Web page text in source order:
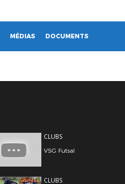
MÉDIAS DOCUMENTS
CLUBS
VSG Futsal
CLUBS